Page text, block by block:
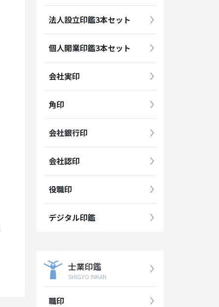
法人設立印鑑3本セット
個人開業印鑑3本セット
会社実印
角印
会社銀行印
会社認印
役職印
デジタル印鑑
士業印鑑
SHIGYO INKAN
職印